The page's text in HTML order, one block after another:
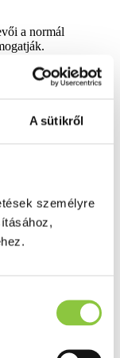
A sütikről
személyre
a normál
és fiataloknak
összetevőjével